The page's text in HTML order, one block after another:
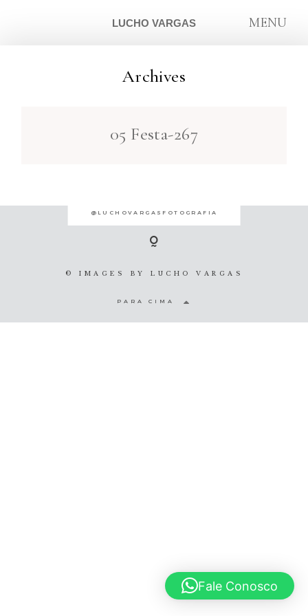
LUCHO VARGAS MENU
Archives
05 Festa-267
SOBRE
© 2020 Lucho Vargas
@LUCHOVARGASFOTOGRAFIA
© IMAGES BY LUCHO VARGAS
PARA CIMA
Fale Conosco